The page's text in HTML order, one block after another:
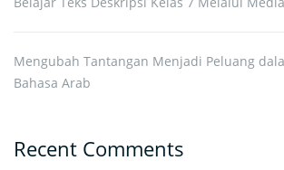
Mengubah Tantangan Menjadi Peluang
Bahasa Arab
Recent Comments